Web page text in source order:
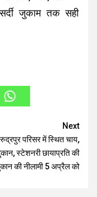
दुकान की नीलामी 5 अप्रैल को